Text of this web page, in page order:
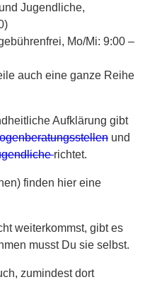
Jugendliche,
Mo/Mi: 9:00 –
auch eine ganze Reihe
Aufklärung gibt
und
richtet.
finden hier eine
weiterkommst, gibt es
musst Du sie selbst.
zumindest dort